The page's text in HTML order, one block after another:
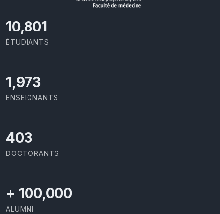
11,418
ÉTUDIANTS
2,086
ENSEIGNANTS
426
DOCTORANTS
+ 100,000
ALUMNI